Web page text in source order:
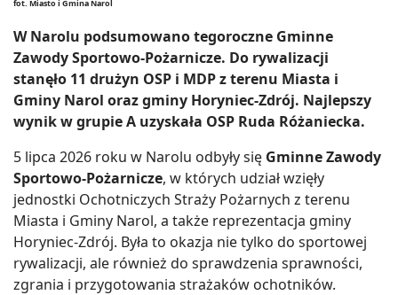
fot. Miasto i Gmina Narol
W Narolu podsumowano tegoroczne Gminne
Zawody Sportowo-Pożarnicze. Do rywalizacji
stanęło 11 drużyn OSP i MDP z terenu Miasta i
Gminy Narol oraz gminy Horyniec-Zdrój. Najlepszy
wynik w grupie A uzyskała OSP Ruda Różaniecka.
5 lipca 2026 roku w Narolu odbyły się Gminne Zawody
Sportowo-Pożarnicze, w których udział wzięły
jednostki Ochotniczych Straży Pożarnych z terenu
Miasta i Gminy Narol, a także reprezentacja gminy
Horyniec-Zdrój. Była to okazja nie tylko do sportowej
rywalizacji, ale również do sprawdzenia sprawności,
zgrania i przygotowania strażaków ochotników.